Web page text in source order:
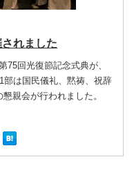
れました
75回光復節記念式典が、
部は国民儀礼、黙祷、祝辞
親会が行われました。